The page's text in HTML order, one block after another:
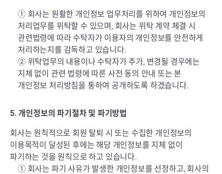
① 회사는 원활한 개인정보 업무처리를 위하여 개인정보의
처리업무를 위탁할 수 있으며, 회사는 위탁 계약 체결 시
관련법령에 따라 수탁자가 이용자의 개인정보를 안전하게
처리하는지를 감독하고 있습니다.
② 위탁업무의 내용이나 수탁자가 추가, 변경될 경우에는
지체 없이 관련 법령에 따른 사전 동의 안내 또는 본
개인정보 처리방침을 통하여 공개하도록 하겠습니다.
5. 개인정보의 파기절차 및 파기방법
회사는 원칙적으로 회원 탈퇴 시 또는 수집한 개인정보의
이용목적이 달성된 후에는 해당 개인정보를 지체 없이
파기하는 것을 원칙으로 하고 있습니다.
① 회사는 파기 사유가 발생한 개인정보를 선정하고, 회사의